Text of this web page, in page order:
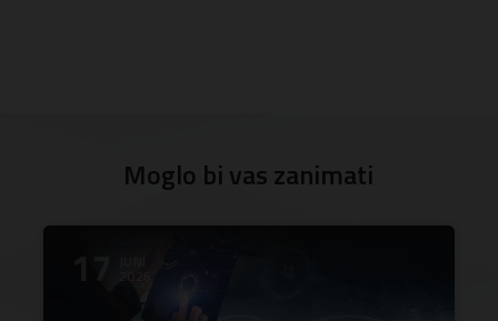
Moglo bi vas zanimati